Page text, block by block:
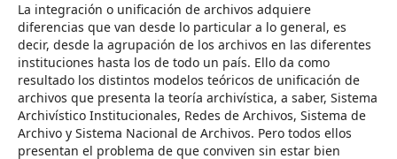
La integración o unificación de archivos adquiere
diferencias que van desde lo particular a lo general, es
decir, desde la agrupación de los archivos en las diferentes
instituciones hasta los de todo un país. Ello da como
resultado los distintos modelos teóricos de unificación de
archivos que presenta la teoría archivística, a saber, Sistema
Archivístico Institucionales, Redes de Archivos, Sistema de
Archivo y Sistema Nacional de Archivos. Pero todos ellos
presentan el problema de que conviven sin estar bien